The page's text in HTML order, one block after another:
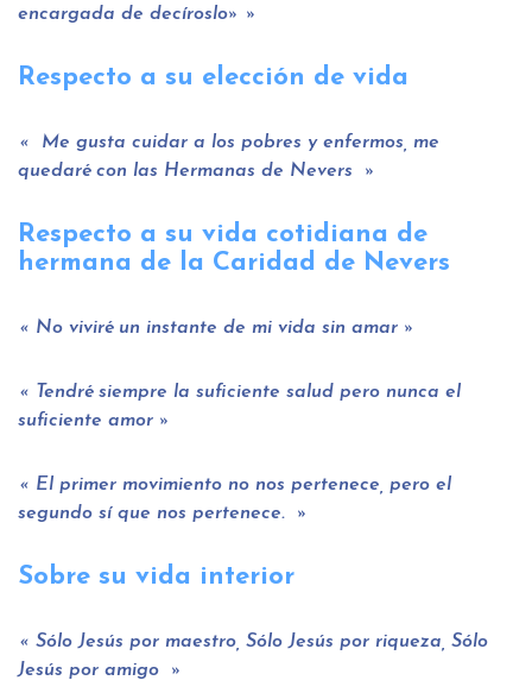
encargada de decíroslo»
Respecto a su elección de vida
Me gusta cuidar a los pobres y enfermos, me
quedaré con las Hermanas de Nevers
Respecto a su vida cotidiana de
hermana de la Caridad de Nevers
No viviré un instante de mi vida sin amar
Tendré siempre la suficiente salud pero nunca el
suficiente amor
El primer movimiento no nos pertenece, pero el
segundo sí que nos pertenece.
Sobre su vida interior
Sólo Jesús por maestro, Sólo Jesús por riqueza, Sólo
Jesús por amigo